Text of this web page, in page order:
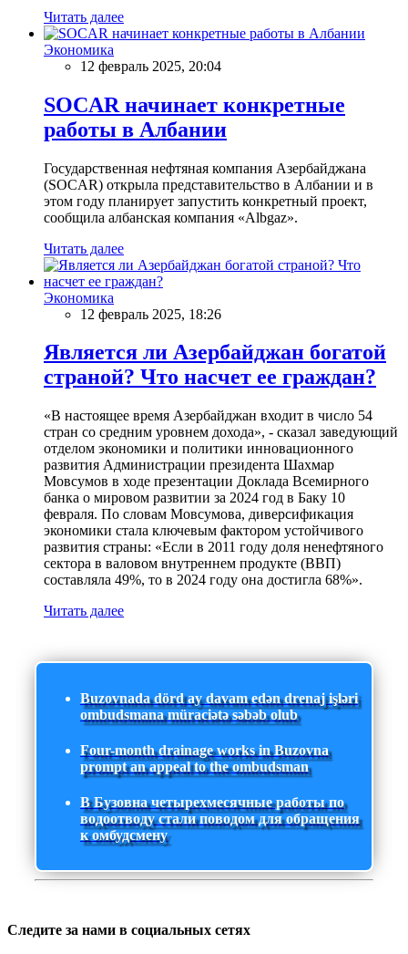
Читать далее
Экономика
12 февраль 2025, 20:04
SOCAR начинает конкретные
работы в Албании
Государственная нефтяная компания Азербайджана
(SOCAR) открыла представительство в Албании и в
этом году планирует запустить конкретный проект,
сообщила албанская компания «Albgaz».
Читать далее
Экономика
12 февраль 2025, 18:26
Является ли Азербайджан богатой
страной? Что насчет ее граждан?
«В настоящее время Азербайджан входит в число 54
стран со средним уровнем дохода», - сказал заведующий
отделом экономики и политики инновационного
развития Администрации президента Шахмар
Мовсумов в ходе презентации Доклада Всемирного
банка о мировом развитии за 2024 год в Баку 10
февраля. По словам Мовсумова, диверсификация
экономики стала ключевым фактором устойчивого
развития страны: «Если в 2011 году доля ненефтяного
сектора в валовом внутреннем продукте (ВВП)
составляла 49%, то в 2024 году она достигла 68%».
Читать далее
Buzovnada dörd ay davam edən drenaj işləri
ombudsmana müraciətə səbəb olub
Four-month drainage works in Buzovna
prompt an appeal to the ombudsman
В Бузовна четырехмесячные работы по
водоотводу стали поводом для обращения
к омбудсмену
Следите за нами в социальных сетях